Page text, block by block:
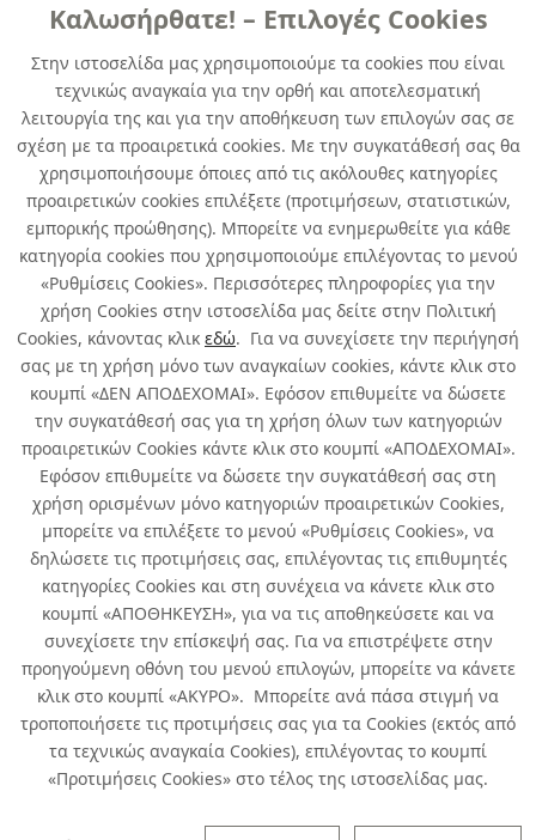
Καλωσήρθατε! – Επιλογές Cookies
Στην ιστοσελίδα μας χρησιμοποιούμε τα cookies που είναι
τεχνικώς αναγκαία για την ορθή και αποτελεσματική
λειτουργία της και για την αποθήκευση των επιλογών σας σε
σχέση με τα προαιρετικά cookies. Με την συγκατάθεσή σας θα
χρησιμοποιήσουμε όποιες από τις ακόλουθες κατηγορίες
προαιρετικών cookies επιλέξετε (προτιμήσεων, στατιστικών,
εμπορικής προώθησης). Μπορείτε να ενημερωθείτε για κάθε
κατηγορία cookies που χρησιμοποιούμε επιλέγοντας το μενού
«Ρυθμίσεις Cookies». Περισσότερες πληροφορίες για την
χρήση Cookies στην ιστοσελίδα μας δείτε στην Πολιτική
Cookies, κάνοντας κλικ εδώ. Για να συνεχίσετε την περιήγησή
σας με τη χρήση μόνο των αναγκαίων cookies, κάντε κλικ στο
κουμπί «ΔΕΝ ΑΠΟΔΕΧΟΜΑΙ». Εφόσον επιθυμείτε να δώσετε
την συγκατάθεσή σας για τη χρήση όλων των κατηγοριών
προαιρετικών Cookies κάντε κλικ στο κουμπί «ΑΠΟΔΕΧΟΜΑΙ».
Εφόσον επιθυμείτε να δώσετε την συγκατάθεσή σας στη
χρήση ορισμένων μόνο κατηγοριών προαιρετικών Cookies,
μπορείτε να επιλέξετε το μενού «Ρυθμίσεις Cookies», να
δηλώσετε τις προτιμήσεις σας, επιλέγοντας τις επιθυμητές
κατηγορίες Cookies και στη συνέχεια να κάνετε κλικ στο
κουμπί «ΑΠΟΘΗΚΕΥΣΗ», για να τις αποθηκεύσετε και να
συνεχίσετε την επίσκεψή σας. Για να επιστρέψετε στην
προηγούμενη οθόνη του μενού επιλογών, μπορείτε να κάνετε
κλικ στο κουμπί «ΑΚΥΡΟ». Μπορείτε ανά πάσα στιγμή να
τροποποιήσετε τις προτιμήσεις σας για τα Cookies (εκτός από
τα τεχνικώς αναγκαία Cookies), επιλέγοντας το κουμπί
«Προτιμήσεις Cookies» στο τέλος της ιστοσελίδας μας.
ΠΡΟΙΟΝΤΑ ΚΑΤΑ ΤΗΣ
ΥΓΡΑΣΙΑΣ
Όλα
Σχετικά με εμάς
Χρήσιμα
Όροι χρήσης & Ασφάλεια